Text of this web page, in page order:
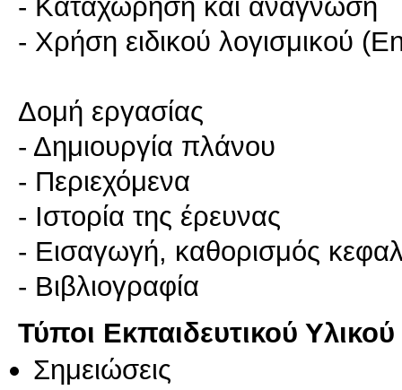
- Χρήση ειδικού λογισμικού
Δομή εργασίας
- Δημιουργία πλάνου
- Περιεχόμενα
- Ιστορία της έρευνας
- Εισαγωγή, καθορισμός
- Βιβλιογραφία
Τύποι Εκπαιδευτικού Υλικού
Σημειώσεις